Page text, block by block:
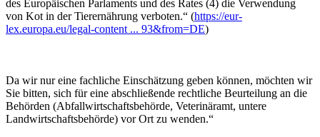
des Europäischen Parlaments und des Rates (4) die Verwendung
von Kot in der Tierernährung verboten.“ (https://eur-
lex.europa.eu/legal-content ... 93&from=DE)
Da wir nur eine fachliche Einschätzung geben können, möchten wir
Sie bitten, sich für eine abschließende rechtliche Beurteilung an die
Behörden (Abfallwirtschaftsbehörde, Veterinäramt, untere
Landwirtschaftsbehörde) vor Ort zu wenden.“